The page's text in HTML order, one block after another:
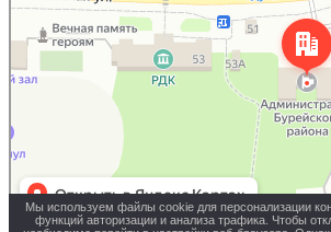
Мы используем файлы cookie для персонализации
функций авторизации и анализа трафика. Чтобы